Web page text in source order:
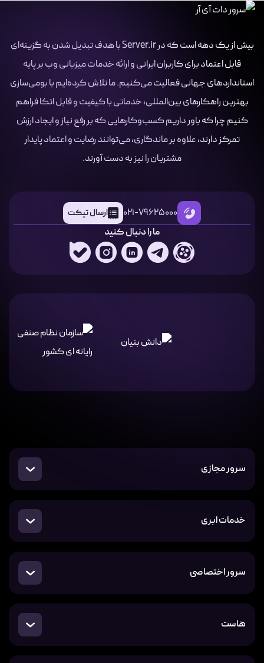
بیش از یک دهه است که در Server.ir با هدف تبدیل شدن به گزینه‌ای
قابل اعتماد برای کاربران ایرانی و ارائه خدمات میزبانی وب بر پایه
استانداردهای جهانی فعالیت می‌کنیم. ما تلاش کرده‌ایم با بومی‌سازی
بهترین راهکارهای بین‌المللی، خدماتی با کیفیت و قابل اتکا فراهم
کنیم چرا که باور داریم کسب‌وکارهایی که بر رفع نیاز و ایجاد ارزش
تمرکز دارند، علاوه بر ماندگاری، می‌توانند رضایت و اعتماد پایدار
مشتریان را نیز به دست آورند.
021-79625000 ارسال تیکت
ما را دنبال کنید
سرور مجازی
خدمات ابری
سرور اختصاصی
هاست